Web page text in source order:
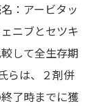
：アービタッ
ニブとセツキ
して全生存期
らは、２剤併
了時までに獲